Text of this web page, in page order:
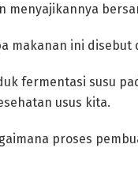
menyajikannya
makanan ini disebut
fermentasi susu
usus kita.
proses